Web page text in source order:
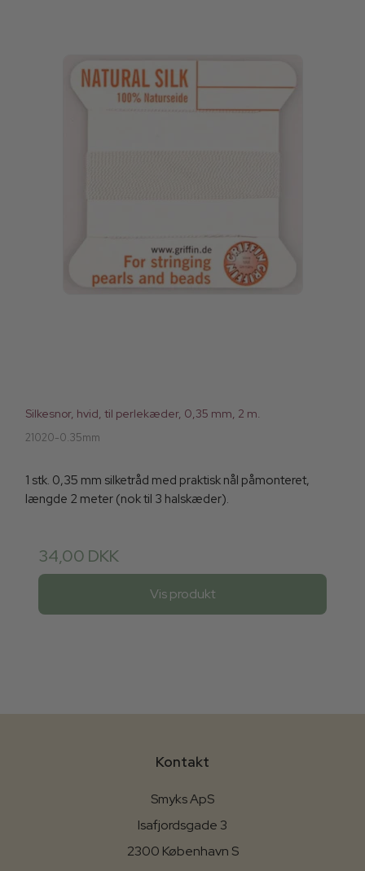
Silkesnor, hvid, til perlekæder, 0,35 mm, 2 m.
21020-0.35mm
1 stk. 0,35 mm silketråd med praktisk nål påmonteret,
længde 2 meter (nok til 3 halskæder).
34,00 DKK
Vis produkt
Kontakt
Smyks ApS
Isafjordsgade 3
2300 København S